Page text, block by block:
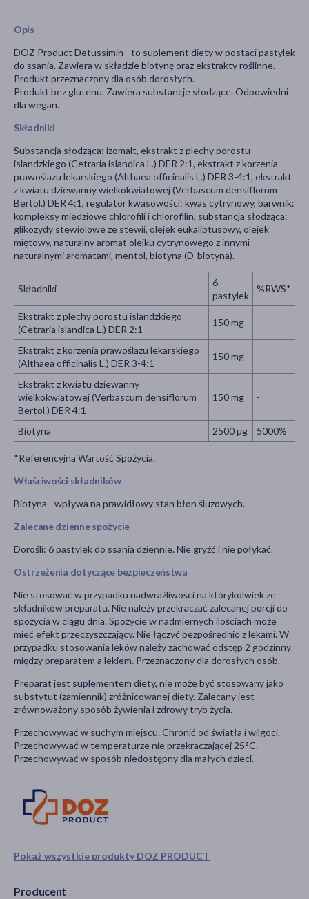
Pokaż wszystkie produkty DOZ PRODUCT
Producent
Opis
DOZ Product Detussimin - to suplement diety w postaci pastylek
do ssania. Zawiera w składzie biotynę oraz ekstrakty roślinne.
Produkt przeznaczony dla osób dorosłych.
Produkt bez glutenu. Zawiera substancje słodzące. Odpowiedni
dla wegan.
Składniki
Substancja słodząca: izomalt, ekstrakt z plechy porostu
islandzkiego (Cetraria islandica L.) DER 2:1, ekstrakt z korzenia
prawoślazu lekarskiego (Althaea officinalis L.) DER 3-4:1, ekstrakt
z kwiatu dziewanny wielkokwiatowej (Verbascum densiflorum
Bertol.) DER 4:1, regulator kwasowości: kwas cytrynowy, barwnik:
kompleksy miedziowe chlorofili i chlorofilin, substancja słodząca:
glikozydy stewiolowe ze stewii, olejek eukaliptusowy, olejek
miętowy, naturalny aromat olejku cytrynowego z innymi
naturalnymi aromatami, mentol, biotyna (D-biotyna).
Składniki
6
pastylek
%RWS*
Ekstrakt z plechy porostu islandzkiego
(Cetraria islandica L.) DER 2:1
150 mg -
Ekstrakt z korzenia prawoślazu lekarskiego
(Althaea officinalis L.) DER 3-4:1
150 mg -
Ekstrakt z kwiatu dziewanny
wielkokwiatowej (Verbascum densiflorum
Bertol.) DER 4:1
150 mg -
Biotyna 2500 µg 5000%
*Referencyjna Wartość Spożycia.
Właściwości składników
Biotyna - wpływa na prawidłowy stan błon śluzowych.
Zalecane dzienne spożycie
Dorośli: 6 pastylek do ssania dziennie. Nie gryźć i nie połykać.
Ostrzeżenia dotyczące bezpieczeństwa
Nie stosować w przypadku nadwrażliwości na którykolwiek ze
składników preparatu. Nie należy przekraczać zalecanej porcji do
spożycia w ciągu dnia. Spożycie w nadmiernych ilościach może
mieć efekt przeczyszczający. Nie łączyć bezpośrednio z lekami. W
przypadku stosowania leków należy zachować odstęp 2 godzinny
między preparatem a lekiem. Przeznaczony dla dorosłych osób.
Preparat jest suplementem diety, nie może być stosowany jako
substytut (zamiennik) zróżnicowanej diety. Zalecany jest
zrównoważony sposób żywienia i zdrowy tryb życia.
Przechowywać w suchym miejscu. Chronić od światła i wilgoci.
Przechowywać w temperaturze nie przekraczającej 25°C.
Przechowywać w sposób niedostępny dla małych dzieci.